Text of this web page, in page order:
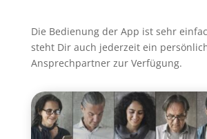
Die Bedienung der App ist sehr
steht Dir auch jederzeit ein
Ansprechpartner zur Verfügung.